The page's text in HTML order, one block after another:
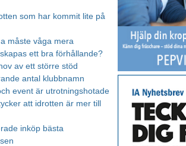
som har kommit lite på
måste våga mera
ett bra förhållande?
av ett större stöd
antal klubbnamn
event är utrotningshotade
att idrotten är mer till
inköp bästa